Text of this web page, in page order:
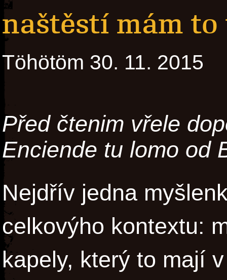
naštěstí mám to
Töhötöm 30. 11. 2015
Před čtenim vřele
Enciende tu lomo od
Nejdřív jedna
celkovýho kontextu:
kapely, který to mají